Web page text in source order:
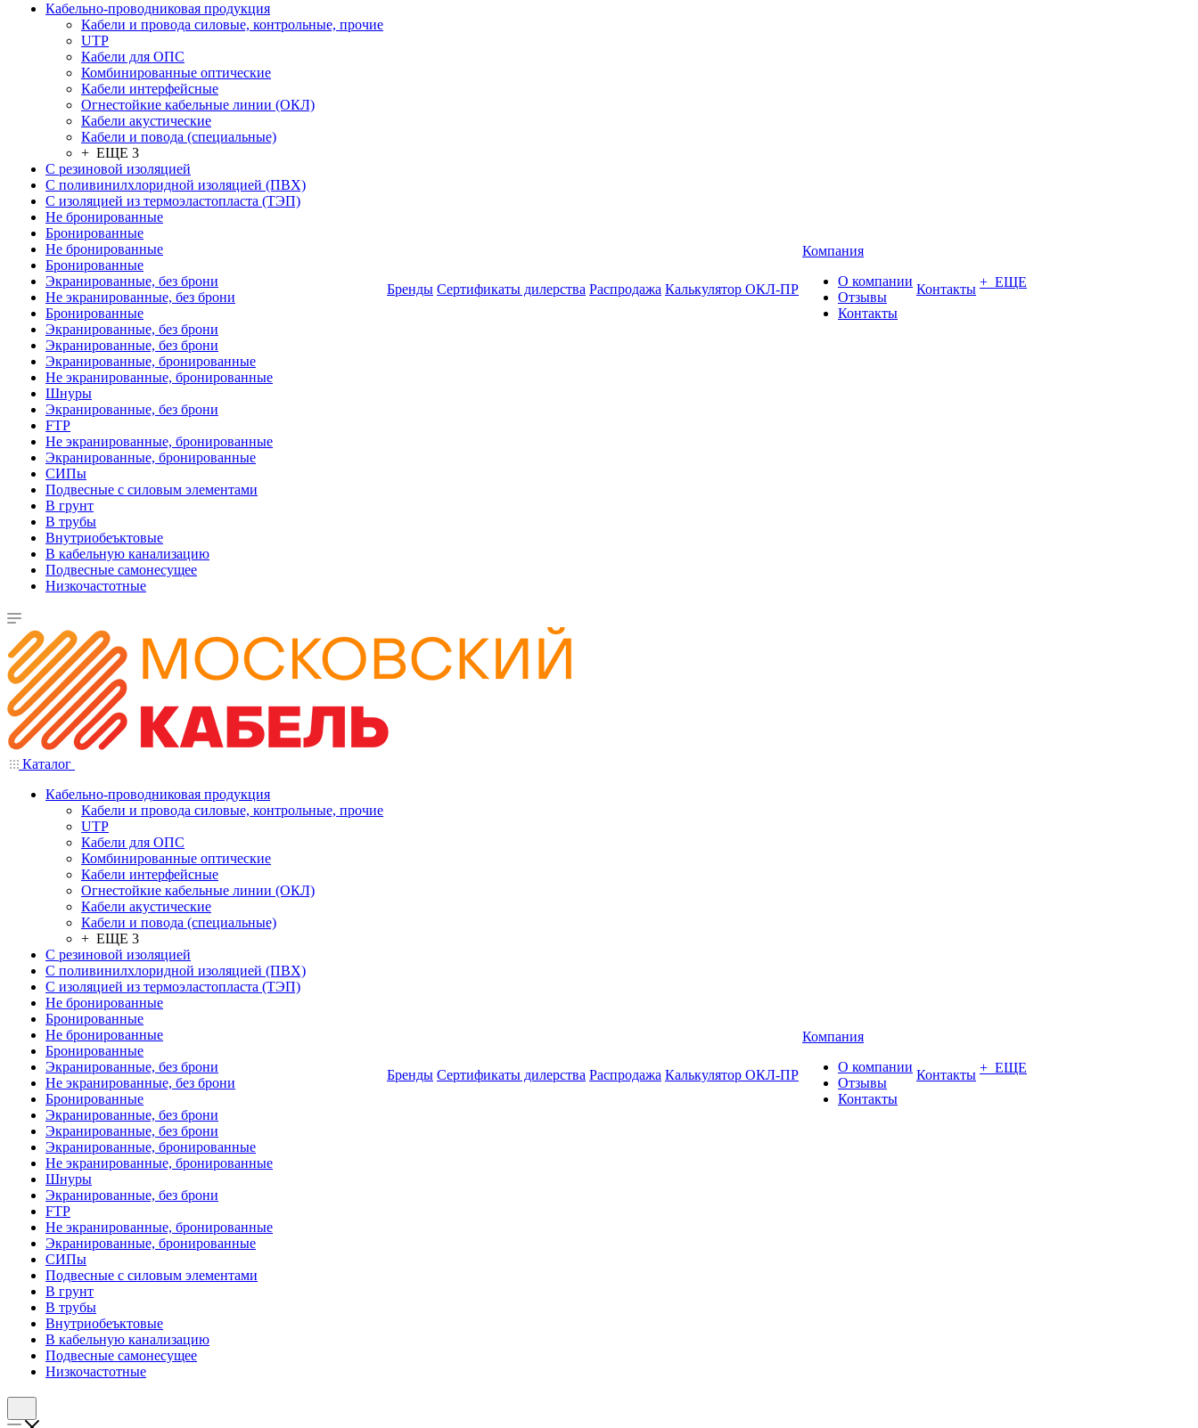
Кабельно-проводниковая продукция
Кабели и провода силовые, контрольные, прочие
UTP
Кабели для ОПС
Комбинированные оптические
Кабели интерфейсные
Огнестойкие кабельные линии (ОКЛ)
Кабели акустические
Кабели и повода (специальные)
+ ЕЩЕ 3
С резиновой изоляцией
С поливинилхлоридной изоляцией (ПВХ)
С изоляцией из термоэластопласта (ТЭП)
Не бронированные
Бронированные
Не бронированные
Бронированные
Экранированные, без брони
Не экранированные, без брони
Бронированные
Экранированные, без брони
Экранированные, без брони
Экранированные, бронированные
Не экранированные, бронированные
Шнуры
Экранированные, без брони
FTP
Не экранированные, бронированные
Экранированные, бронированные
СИПы
Подвесные с силовым элементами
В грунт
В трубы
Внутриобеъктовые
В кабельную канализацию
Подвесные самонесущее
Низкочастотные
Бренды Сертификаты дилерства Распродажа Калькулятор ОКЛ-ПР
Компания
О компании
Отзывы
Контакты
Контакты + ЕЩЕ
Каталог
Кабельно-проводниковая продукция
Кабели и провода силовые, контрольные, прочие
UTP
Кабели для ОПС
Комбинированные оптические
Кабели интерфейсные
Огнестойкие кабельные линии (ОКЛ)
Кабели акустические
Кабели и повода (специальные)
+ ЕЩЕ 3
С резиновой изоляцией
С поливинилхлоридной изоляцией (ПВХ)
С изоляцией из термоэластопласта (ТЭП)
Не бронированные
Бронированные
Не бронированные
Бронированные
Экранированные, без брони
Не экранированные, без брони
Бронированные
Экранированные, без брони
Экранированные, без брони
Экранированные, бронированные
Не экранированные, бронированные
Шнуры
Экранированные, без брони
FTP
Не экранированные, бронированные
Экранированные, бронированные
СИПы
Подвесные с силовым элементами
В грунт
В трубы
Внутриобеъктовые
В кабельную канализацию
Подвесные самонесущее
Низкочастотные
Бренды Сертификаты дилерства Распродажа Калькулятор ОКЛ-ПР
Компания
О компании
Отзывы
Контакты
Контакты + ЕЩЕ